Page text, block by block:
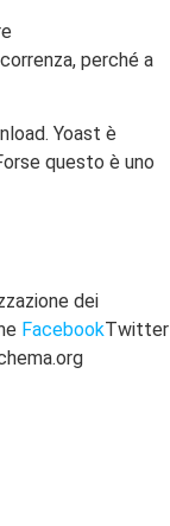
perché a
Yoast è
questo è uno
dei
FacebookTwitter